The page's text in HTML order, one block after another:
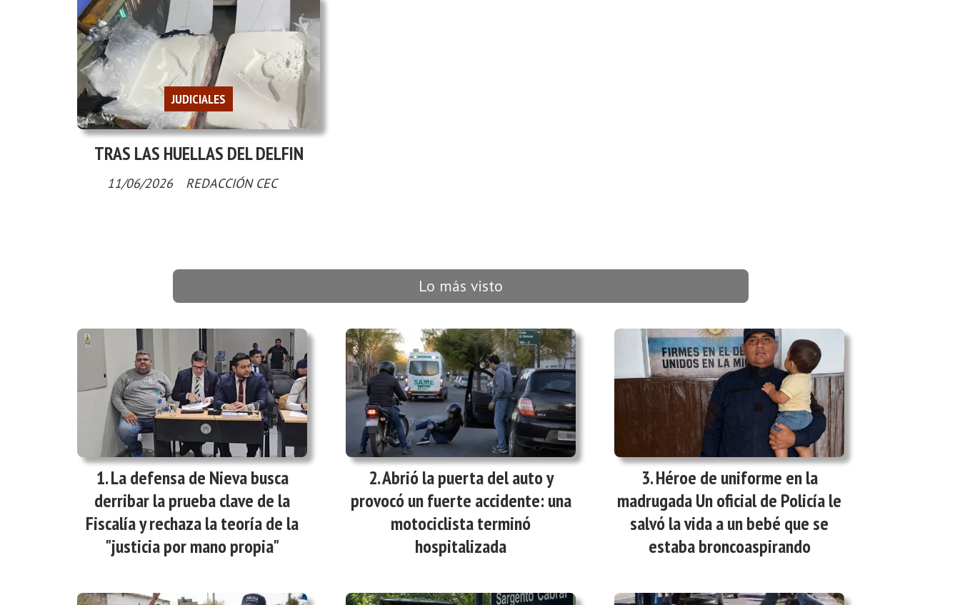
TRAS LAS HUELLAS DEL DELFIN
REDACCIÓN CEC
JUDICIALES
11/06/2026
Lo más visto
La defensa de Nieva busca
derribar la prueba clave de la
Fiscalía y rechaza la teoría de la
"justicia por mano propia"
Abrió la puerta del auto y
provocó un fuerte accidente: una
motociclista terminó
hospitalizada
Héroe de uniforme en la
madrugada Un oficial de Policía le
salvó la vida a un bebé que se
estaba broncoaspirando